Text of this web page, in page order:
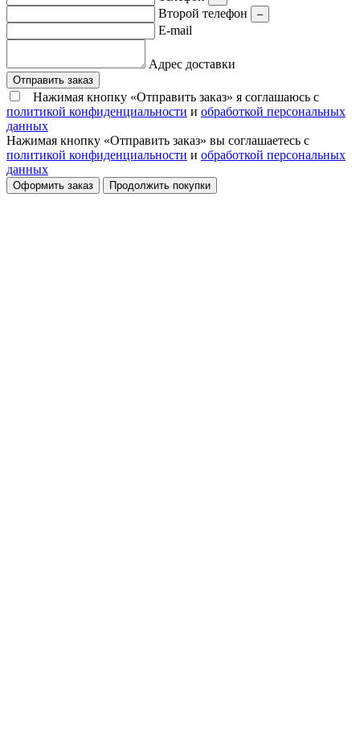
Второй телефон –
E-mail
Адрес доставки
Отправить заказ
Нажимая кнопку «Отправить заказ» я соглашаюсь с
политикой конфиденциальности и обработкой персональных
данных
Нажимая кнопку «Отправить заказ» вы соглашаетесь с
политикой конфиденциальности и обработкой персональных
данных
Оформить заказ Продолжить покупки